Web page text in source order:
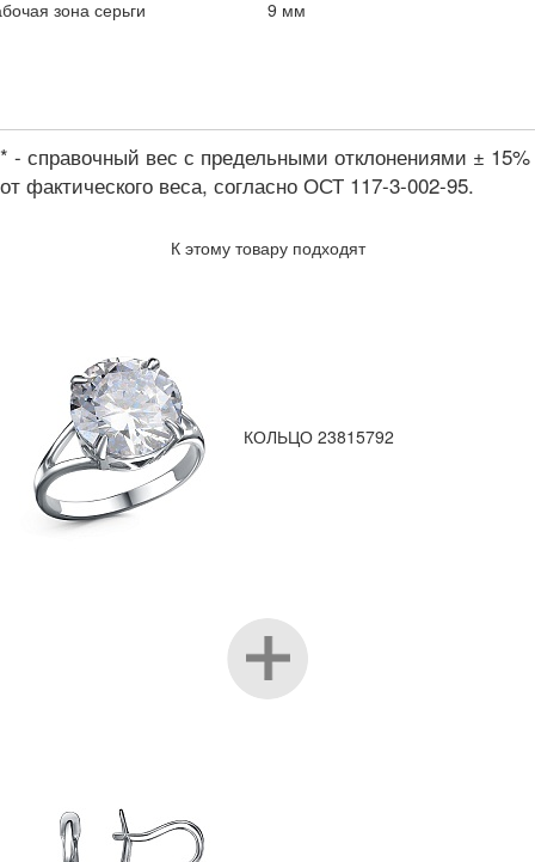
зона серьги
9 мм
* - справочный вес с предельными отклонениями ± 15%
от фактического веса, согласно ОСТ 117-3-002-95.
К этому товару подходят
КОЛЬЦО 23815792